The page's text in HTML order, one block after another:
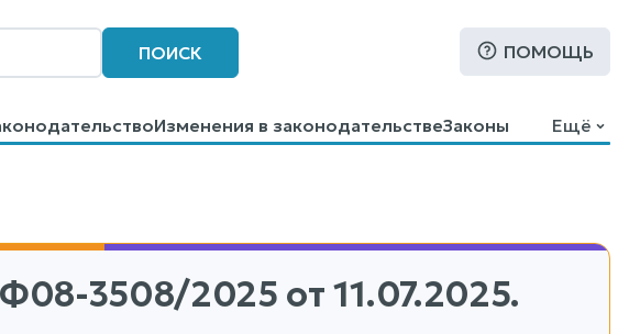
ПОИСК ПОМОЩЬ
Изменения в законодательствеЗаконы
Ещё
3508/2025 от 11.07.2025.